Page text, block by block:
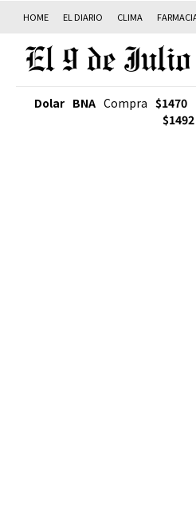
HOME EL DIARIO CLIMA
Dolar BNA Compra $1470
$1492